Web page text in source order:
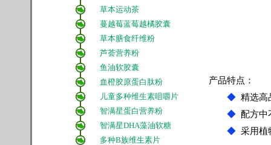
草本运动茶
蔓越莓蓝莓越橘胶囊
草本膳食纤维粉
芦荟营养粉
鱼油软胶囊
血橙胶原蛋白肽粉
儿童多种维生素咀嚼片
智满星蛋白营养粉
智满星DHA藻油软糖
多种B族维生素片
产品特点：
◆ 精选高
◆ 配方中
◆ 采用植